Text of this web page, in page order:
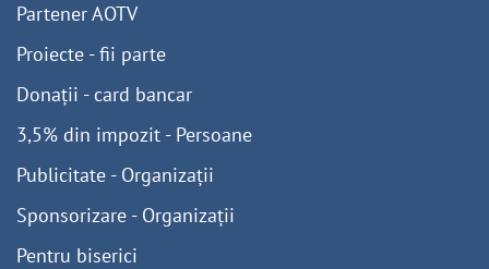
Partener AOTV
Proiecte - fii parte
Donații - card bancar
3,5% din impozit - Persoane
Publicitate - Organizații
Sponsorizare - Organizații
Pentru biserici